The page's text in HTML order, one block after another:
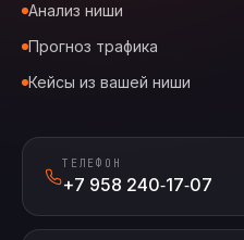
Анализ ниши
Прогноз трафика
Кейсы из вашей ниши
ТЕЛЕФОН
+7 958 240‑17‑07